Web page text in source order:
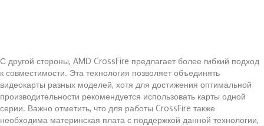
С другой стороны, AMD CrossFire предлагает более гибкий подход
к совместимости. Эта технология позволяет объединять
видеокарты разных моделей, хотя для достижения оптимальной
производительности рекомендуется использовать карты одной
серии. Важно отметить, что для работы CrossFire также
необходима материнская плата с поддержкой данной технологии,